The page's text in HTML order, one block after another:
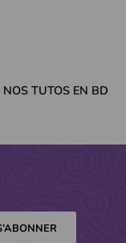
NOS TUTOS EN BD